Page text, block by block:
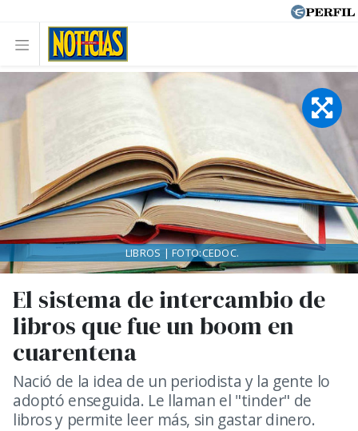
El sistema de intercambio de
libros que fue un boom en
cuarentena
Nació de la idea de un periodista y la gente lo
adoptó enseguida. Le llaman el "tinder" de
libros y permite leer más, sin gastar dinero.
LIBROS | FOTO:CEDOC.